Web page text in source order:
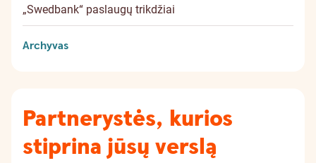
„Swedbank“ paslaugų trikdžiai
Archyvas
Partnerystės, kurios
stiprina jūsų verslą